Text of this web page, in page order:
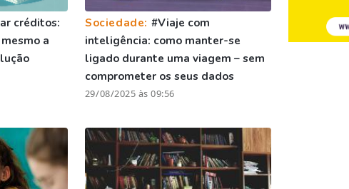
créditos:
a
Sociedade: #Viaje com
inteligência: como manter-se
ligado durante uma viagem – sem
comprometer os seus dados
29/08/2025 às 09:56